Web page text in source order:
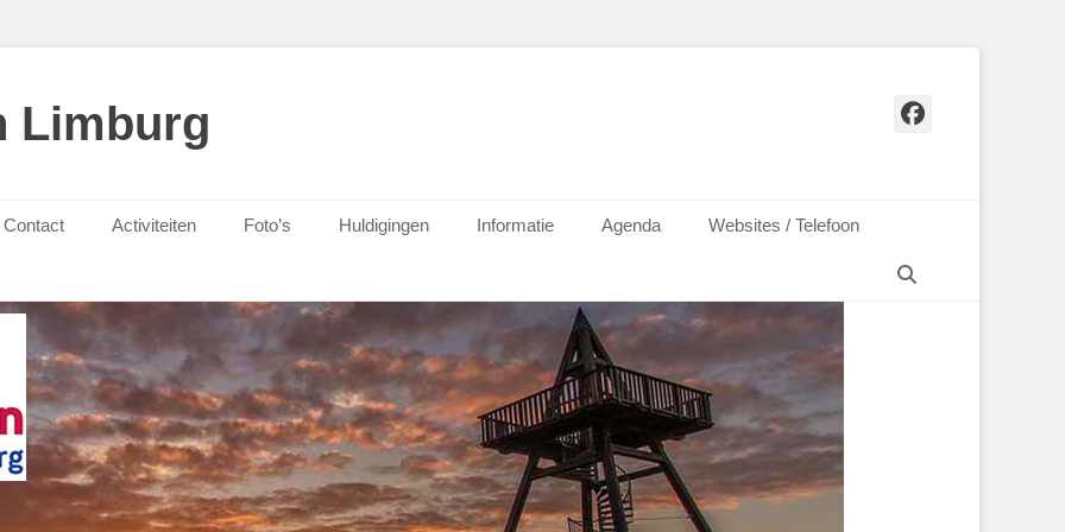
Limburg Facebook
Contact Activiteiten Foto’s Huldigingen Informatie Agenda
Websites / Telefoon